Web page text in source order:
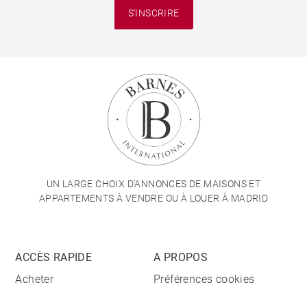
S'INSCRIRE
UN LARGE CHOIX D'ANNONCES DE MAISONS ET
APPARTEMENTS À VENDRE OU À LOUER À MADRID
ACCÈS RAPIDE
Acheter
A PROPOS
Préférences cookies